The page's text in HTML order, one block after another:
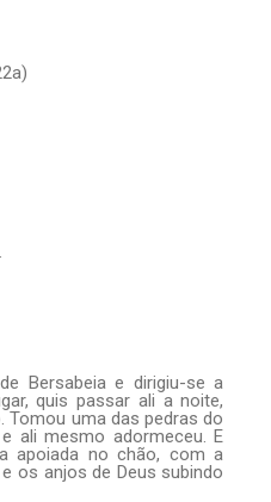
Bersabeia e dirigiu-se a
quis passar ali a noite,
Tomou uma das pedras do
ali mesmo adormeceu. E
apoiada no chão, com a
os anjos de Deus subindo